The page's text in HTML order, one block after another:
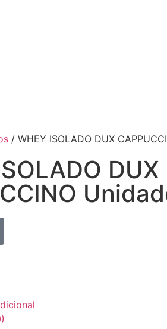
/ WHEY ISOLADO DUX
DUX